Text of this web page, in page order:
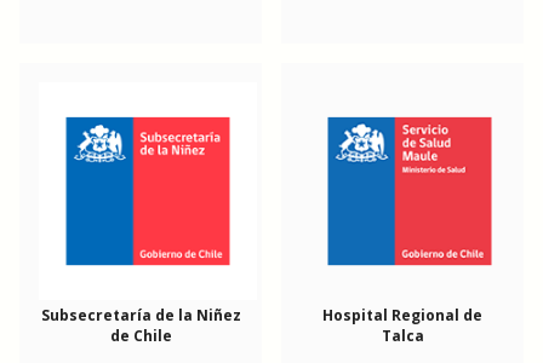
Subsecretaría de la Niñez
de Chile
Hospital Regional de
Talca